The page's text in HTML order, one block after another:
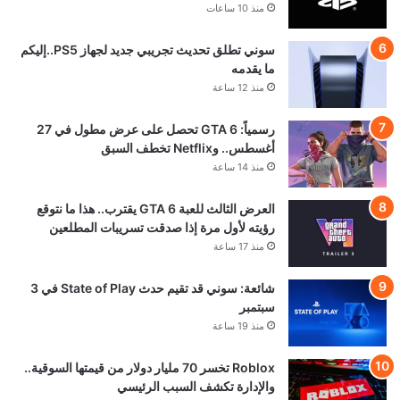
منذ 10 ساعات
سوني تطلق تحديث تجريبي جديد لجهاز PS5..إليكم
ما يقدمه
منذ 12 ساعة
رسمياً: GTA 6 تحصل على عرض مطول في 27
أغسطس.. وNetflix تخطف السبق
منذ 14 ساعة
العرض الثالث للعبة GTA 6 يقترب.. هذا ما نتوقع
رؤيته لأول مرة إذا صدقت تسريبات المطلعين
منذ 17 ساعة
شائعة: سوني قد تقيم حدث State of Play في 3
سبتمبر
منذ 19 ساعة
Roblox تخسر 70 مليار دولار من قيمتها السوقية..
والإدارة تكشف السبب الرئيسي